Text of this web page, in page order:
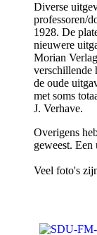
Diverse
professoren/
1928. De
nieuwere
Morian
verschillende
de oude
met soms
J. Verhave.
Overigens
geweest.
Veel foto's